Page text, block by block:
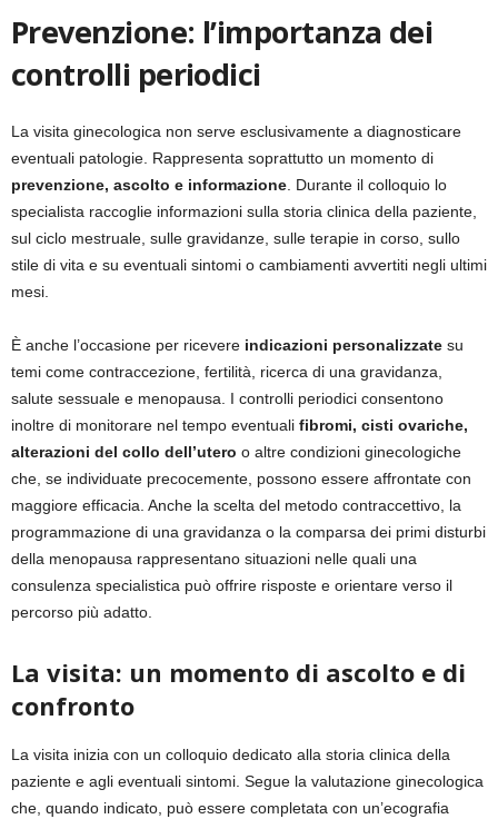
Prevenzione: l’importanza dei
controlli periodici
La visita ginecologica non serve esclusivamente a diagnosticare
eventuali patologie. Rappresenta soprattutto un momento di
prevenzione, ascolto e informazione. Durante il colloquio lo
specialista raccoglie informazioni sulla storia clinica della paziente,
sul ciclo mestruale, sulle gravidanze, sulle terapie in corso, sullo
stile di vita e su eventuali sintomi o cambiamenti avvertiti negli ultimi
mesi.
È anche l’occasione per ricevere indicazioni personalizzate su
temi come contraccezione, fertilità, ricerca di una gravidanza,
salute sessuale e menopausa. I controlli periodici consentono
inoltre di monitorare nel tempo eventuali fibromi, cisti ovariche,
alterazioni del collo dell’utero o altre condizioni ginecologiche
che, se individuate precocemente, possono essere affrontate con
maggiore efficacia. Anche la scelta del metodo contraccettivo, la
programmazione di una gravidanza o la comparsa dei primi disturbi
della menopausa rappresentano situazioni nelle quali una
consulenza specialistica può offrire risposte e orientare verso il
percorso più adatto.
La visita: un momento di ascolto e di
confronto
La visita inizia con un colloquio dedicato alla storia clinica della
paziente e agli eventuali sintomi. Segue la valutazione ginecologica
che, quando indicato, può essere completata con un’ecografia